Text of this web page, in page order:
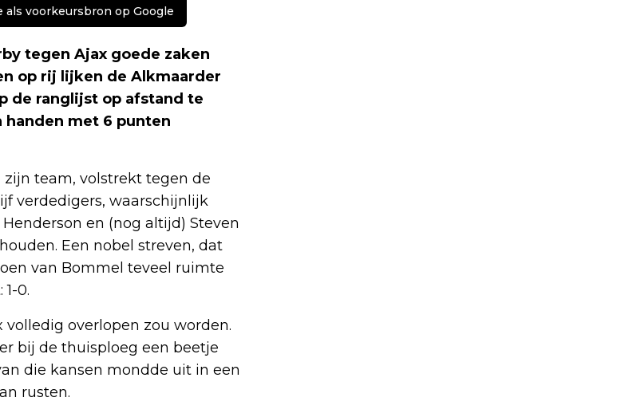
als voorkeursbron op Google
tegen Ajax goede zaken
op rij lijken de Alkmaarder
de ranglijst op afstand te
handen met 6 punten
team, volstrekt tegen de
verdedigers, waarschijnlijk
en (nog altijd) Steven
Een nobel streven, dat
van Bommel teveel ruimte
0.
overlopen zou worden.
bij de thuisploeg een beetje
die kansen mondde uit in een
rusten.